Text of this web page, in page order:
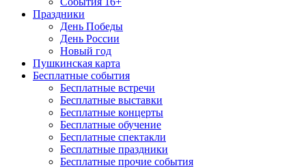
Праздники
День Победы
День России
Новый год
Пушкинская карта
Бесплатные события
Бесплатные встречи
Бесплатные выставки
Бесплатные концерты
Бесплатные обучение
Бесплатные спектакли
Бесплатные праздники
Бесплатные прочие события